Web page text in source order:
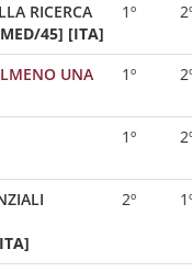
RICERCA
45] [ITA]
1º
UNA
1º
1º
2º